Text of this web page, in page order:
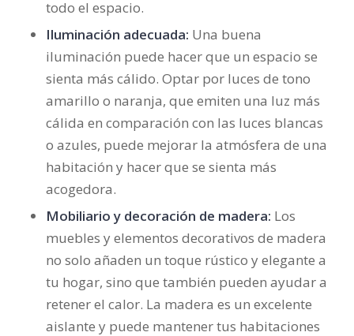
todo el espacio.
Iluminación adecuada: Una buena
iluminación puede hacer que un espacio se
sienta más cálido. Optar por luces de tono
amarillo o naranja, que emiten una luz más
cálida en comparación con las luces blancas
o azules, puede mejorar la atmósfera de una
habitación y hacer que se sienta más
acogedora.
Mobiliario y decoración de madera: Los
muebles y elementos decorativos de madera
no solo añaden un toque rústico y elegante a
tu hogar, sino que también pueden ayudar a
retener el calor. La madera es un excelente
aislante y puede mantener tus habitaciones